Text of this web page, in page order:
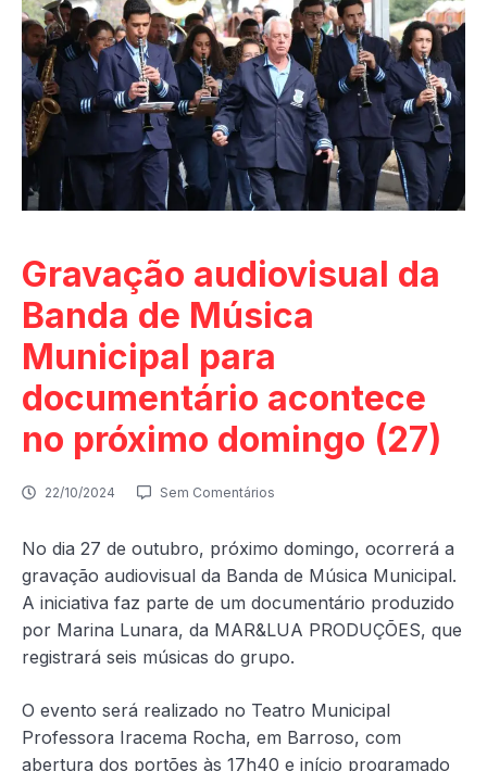
Gravação audiovisual da
Banda de Música
Municipal para
documentário acontece
no próximo domingo (27)
22/10/2024 Sem Comentários
No dia 27 de outubro, próximo domingo, ocorrerá a
gravação audiovisual da Banda de Música Municipal.
A iniciativa faz parte de um documentário produzido
por Marina Lunara, da MAR&LUA PRODUÇÕES, que
registrará seis músicas do grupo.
O evento será realizado no Teatro Municipal
Professora Iracema Rocha, em Barroso, com
abertura dos portões às 17h40 e início programado